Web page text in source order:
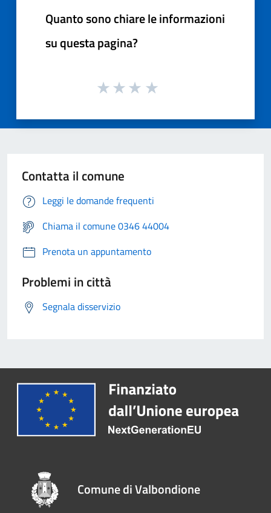
Quanto sono chiare le informazioni
su questa pagina?
Contatta il comune
Leggi le domande frequenti
Chiama il comune 0346 44004
Prenota un appuntamento
Problemi in città
Segnala disservizio
Comune di Valbondione